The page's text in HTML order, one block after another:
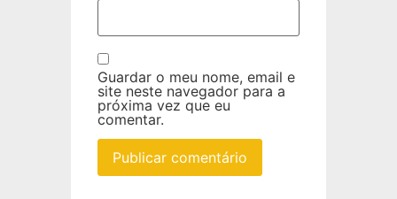
Guardar o meu nome, email e
site neste navegador para a
próxima vez que eu
comentar.